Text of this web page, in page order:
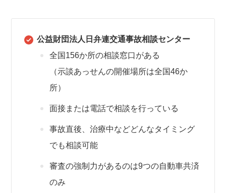
公益財団法人日弁連交通事故相談センター
全国156か所の相談窓口がある
（示談あっせんの開催場所は全国46か
所）
面接または電話で相談を行っている
事故直後、治療中などどんなタイミング
でも相談可能
審査の強制力があるのは9つの自動車共済
のみ